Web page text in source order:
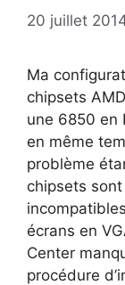
20 juillet
Ma
chipsets
une 6850 en
en même
problème
chipsets
écrans en
Center
procédure